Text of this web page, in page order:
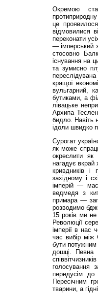
Окремою
це
відмовилися
переконати
— імперський
стосовно
існування на
та зумисно
кращої
вульгарний,
бутиками, а
лівацьке
Архипа
бидло. Навіть
ідоли швидко
Сурогат
як може
окреслити як
нагадує вкрай
кривдників
західному і
імперій —
ведмедя з
примара —
розводимо
15 років ми
Революції
імперії в нас
час вибір
бути потужним
дошці. Певна
голосування
передусім до
Пересічним
тварини, а